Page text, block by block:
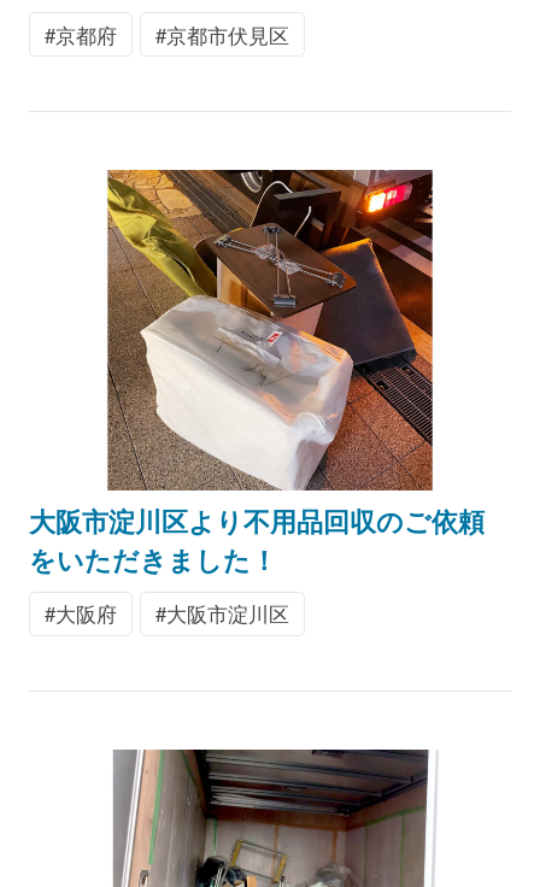
京都府 京都市伏見区
大阪市淀川区より不用品回収のご依頼
をいただきました！
大阪府 大阪市淀川区